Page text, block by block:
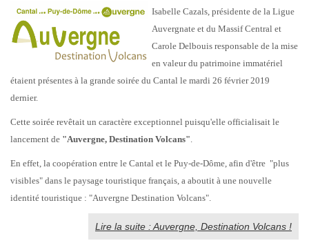
Isabelle Cazals, présidente de la Ligue
Auvergnate et du Massif Central et
Carole Delbouis responsable de la mise
en valeur du patrimoine immatériel
étaient présentes à la grande soirée du Cantal le mardi 26 février 2019
dernier.
Cette soirée revêtait un caractère exceptionnel puisqu'elle officialisait le
lancement de "Auvergne, Destination Volcans"
En effet, la coopération entre le Cantal et le Puy-de-Dôme, afin d'être "plus
visibles" dans le paysage touristique français, a aboutit à une nouvelle
identité touristique : "Auvergne Destination Volcans".
Lire la suite : Auvergne, Destination Volcans !